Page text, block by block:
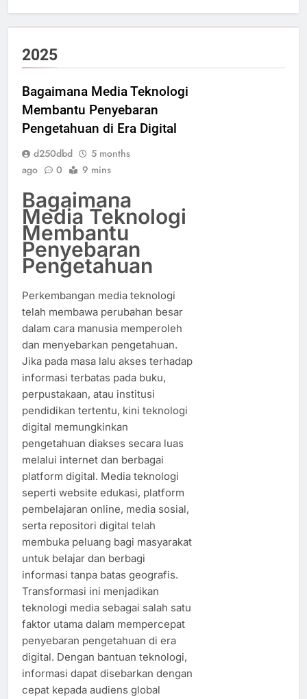
2025
Bagaimana Media Teknologi
Membantu Penyebaran
Pengetahuan di Era Digital
d250dbd
5 months
ago
0 9 mins
Bagaimana
Media Teknologi
Membantu
Penyebaran
Pengetahuan
Perkembangan media teknologi
telah membawa perubahan besar
dalam cara manusia memperoleh
dan menyebarkan pengetahuan.
Jika pada masa lalu akses terhadap
informasi terbatas pada buku,
perpustakaan, atau institusi
pendidikan tertentu, kini teknologi
digital memungkinkan
pengetahuan diakses secara luas
melalui internet dan berbagai
platform digital. Media teknologi
seperti website edukasi, platform
pembelajaran online, media sosial,
serta repositori digital telah
membuka peluang bagi masyarakat
untuk belajar dan berbagi
informasi tanpa batas geografis.
Transformasi ini menjadikan
teknologi media sebagai salah satu
faktor utama dalam mempercepat
penyebaran pengetahuan di era
digital. Dengan bantuan teknologi,
informasi dapat disebarkan dengan
cepat kepada audiens global